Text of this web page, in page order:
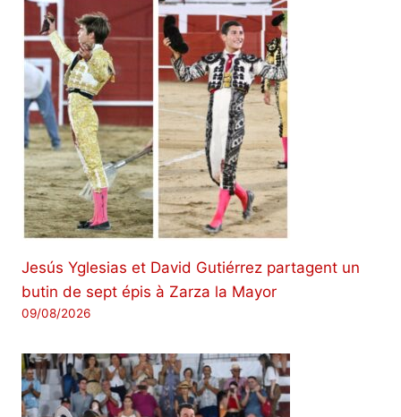
Jesús Yglesias et David Gutiérrez partagent un
butin de sept épis à Zarza la Mayor
09/08/2026